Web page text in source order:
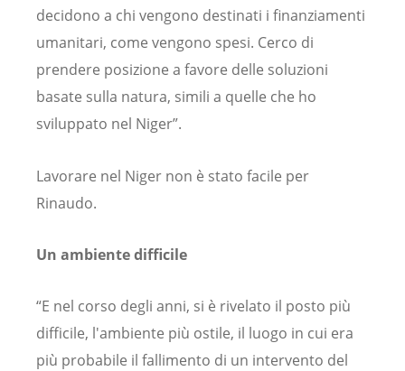
decidono a chi vengono destinati i finanziamenti
umanitari, come vengono spesi. Cerco di
prendere posizione a favore delle soluzioni
basate sulla natura, simili a quelle che ho
sviluppato nel Niger”.
Lavorare nel Niger non è stato facile per
Rinaudo.
Un ambientedifficile
“E nel corso degli anni, si è rivelato il posto più
difficile, l'ambiente più ostile, il luogo in cui era
più probabile il fallimento di un intervento del